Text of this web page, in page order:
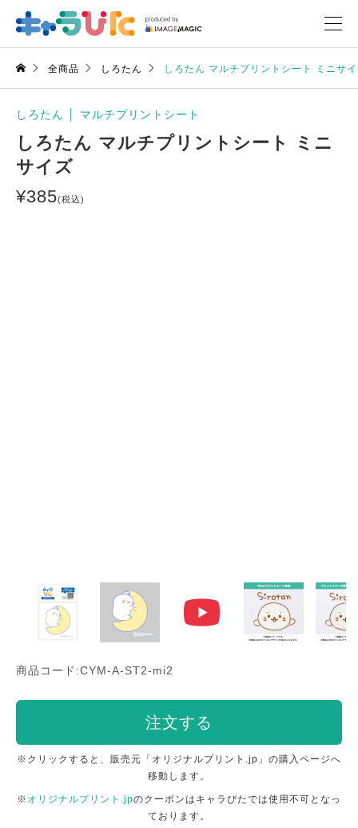
全商品 しろたん しろたん マルチプリントシート ミニサ
しろたん マルチプリントシート
しろたん マルチプリントシート ミニ
サイズ
¥385(税込)
商品コード:CYM-A-ST2-mi2
注文する
※クリックすると、販売元「オリジナルプリント.jp」の購入ページへ
移動します。
※ オリジナルプリント.jpのクーポンはキャラぴたでは使用不可となっ
ております。